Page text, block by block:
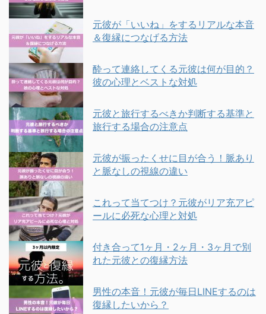
元彼が「いいね」をするリアルな本音
＆復縁につなげる方法
酔って連絡してくる元彼は何が目的？
彼の心理とベストな対処
元彼と旅行するべきか判断する基準と
旅行する場合の注意点
元彼が振ったくせに目が合う！脈あり
と脈なしの視線の違い
これって当てつけ？元彼がリア充アピ
ールに必死な心理と対処
付き合って1ヶ月・2ヶ月・3ヶ月で別
れた元彼との復縁方法
男性の本音！元彼が毎日LINEするのは
復縁したいから？